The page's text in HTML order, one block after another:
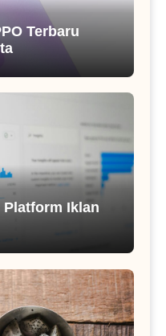
Terbaru
Platform Iklan